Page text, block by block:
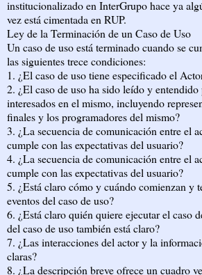
institucionalizado en InterGrupo hace ya
vez está cimentada en RUP.
Ley de la Terminación de un Caso de Uso
Un caso de uso está terminado cuando se
las siguientes trece condiciones:
1. ¿El caso de uso tiene especificado el
2. ¿El caso de uso ha sido leído y
interesados en el mismo, incluyendo
finales y los programadores del mismo?
3. ¿La secuencia de comunicación entre el
cumple con las expectativas del usuario?
4. ¿La secuencia de comunicación entre el
cumple con las expectativas del usuario?
5. ¿Está claro cómo y cuándo comienzan y
eventos del caso de uso?
6. ¿Está claro quién quiere ejecutar el caso
del caso de uso también está claro?
7. ¿Las interacciones del actor y la
claras?
8. ¿La descripción breve ofrece un cuadro